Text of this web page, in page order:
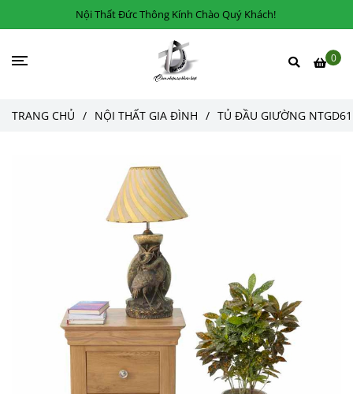
Nội Thất Đức Thông Kính Chào Quý Khách!
0
TRANG CHỦ / NỘI THẤT GIA ĐÌNH / TỦ ĐẦU GIƯỜNG NTGD61